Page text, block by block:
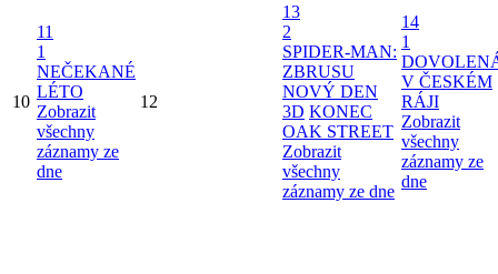
10
11
1
NEČEKANÉ
LÉTO
Zobrazit
všechny
záznamy ze
dne
12
13
2
SPIDER-MAN:
ZBRUSU
NOVÝ DEN
3D KONEC
OAK STREET
Zobrazit
všechny
záznamy ze dne
14
1
V ČESKÉM
RÁJI
Zobrazit
všechny
záznamy ze
dne